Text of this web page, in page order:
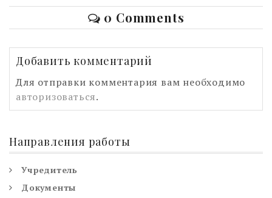
0 Comments
Добавить комментарий
Для отправки комментария вам необходимо
авторизоваться.
Направления работы
Учредитель
Документы